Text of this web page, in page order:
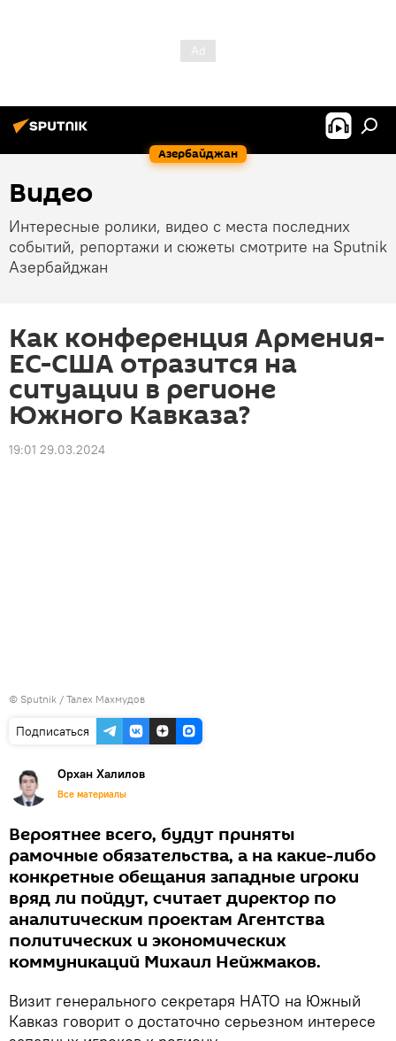
Азербайджан
Видео
Интересные ролики, видео с места последних
событий, репортажи и сюжеты смотрите на Sputnik
Азербайджан
Как конференция Армения-
ЕС-США отразится на
ситуации в регионе
Южного Кавказа?
19:01 29.03.2024
© Sputnik / Талех Махмудов
Подписаться
Орхан Халилов
Все материалы
Вероятнее всего, будут приняты
рамочные обязательства, а на какие-либо
конкретные обещания западные игроки
вряд ли пойдут, считает директор по
аналитическим проектам Агентства
политических и экономических
коммуникаций Михаил Нейжмаков.
Визит генерального секретаря НАТО на Южный
Кавказ говорит о достаточно серьезном интересе